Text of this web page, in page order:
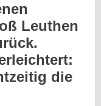
Leuthen
die